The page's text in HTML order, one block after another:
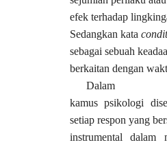
efek terhadap
Sedangkan kata
sebagai sebuah
berkaitan dengan
Dalam
kamus psikologi
setiap respon yang
instrumental dalam